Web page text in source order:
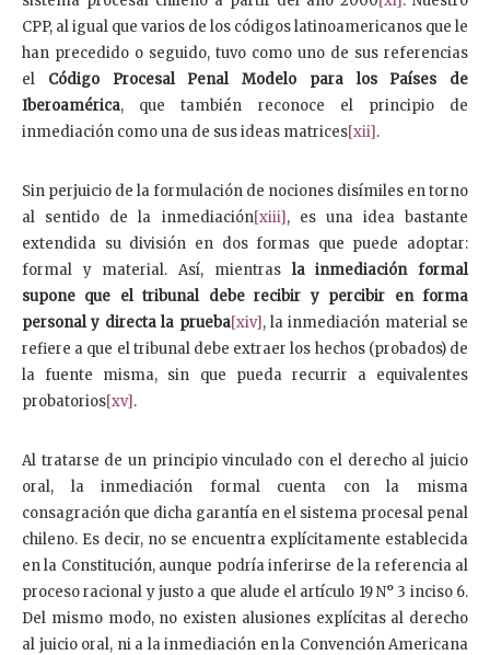
CPP, al igual que varios de los códigos latinoamericanos que le
han precedido o seguido, tuvo como uno de sus referencias
el Código Procesal Penal Modelo para los Países de
Iberoamérica, que también reconoce el principio de
inmediación como una de sus ideas matrices[xii].
Sin perjuicio de la formulación de nociones disímiles en torno
al sentido de la inmediación[xiii], es una idea bastante
extendida su división en dos formas que puede adoptar:
formal y material. Así, mientras la inmediación formal
supone que el tribunal debe recibir y percibir en forma
personal y directa la prueba[xiv], la inmediación material se
refiere a que el tribunal debe extraer los hechos (probados) de
la fuente misma, sin que pueda recurrir a equivalentes
probatorios[xv].
Al tratarse de un principio vinculado con el derecho al juicio
oral, la inmediación formal cuenta con la misma
consagración que dicha garantía en el sistema procesal penal
chileno. Es decir, no se encuentra explícitamente establecida
en la Constitución, aunque podría inferirse de la referencia al
proceso racional y justo a que alude el artículo 19 N° 3 inciso 6.
Del mismo modo, no existen alusiones explícitas al derecho
al juicio oral, ni a la inmediación en la Convención Americana